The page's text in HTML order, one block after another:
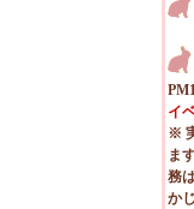
イ
※
ま
務
か